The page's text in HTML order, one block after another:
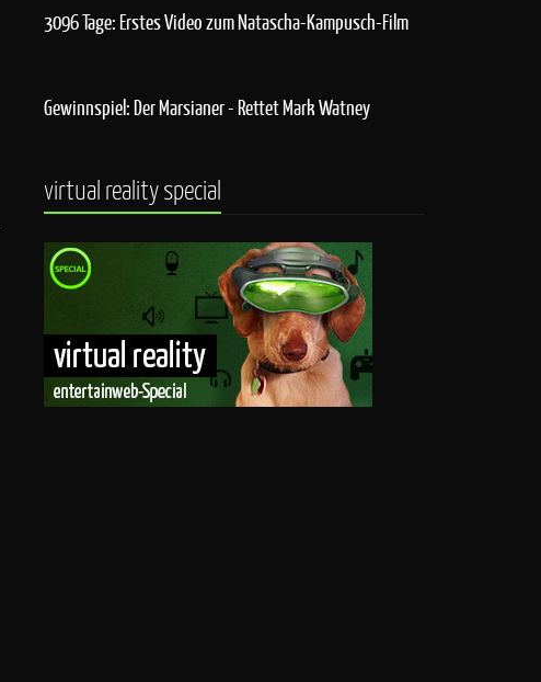
3096 Tage: Erstes Video zum Natascha-Kampusch-Film
Gewinnspiel: Der Marsianer - Rettet Mark Watney
virtual reality special